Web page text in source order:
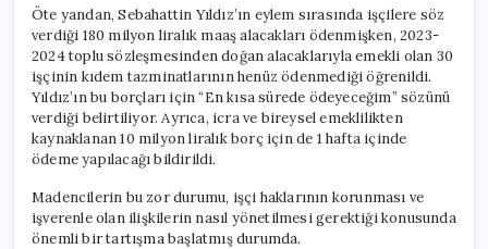
Öte yandan, Sebahattin Yıldız’ın eylem sırasında işçilere söz
verdiği 180 milyon liralık maaş alacakları ödenmişken, 2023-
2024 toplu sözleşmesinden doğan alacaklarıyla emekli olan 30
işçinin kıdem tazminatlarının henüz ödenmediği öğrenildi.
Yıldız’ın bu borçları için “En kısa sürede ödeyeceğim” sözünü
verdiği belirtiliyor. Ayrıca, icra ve bireysel emeklilikten
kaynaklanan 10 milyon liralık borç için de 1 hafta içinde
ödeme yapılacağı bildirildi.
Madencilerin bu zor durumu, işçi haklarının korunması ve
işverenle olan ilişkilerin nasıl yönetilmesi gerektiği konusunda
önemli bir tartışma başlatmış durumda.